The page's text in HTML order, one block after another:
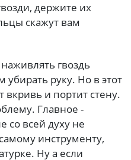
держите их
скажут вам
гвоздь
руку. Но в этот
вкривь и портит стену.
Главное -
со всей духу не
инструменту,
Ну а если